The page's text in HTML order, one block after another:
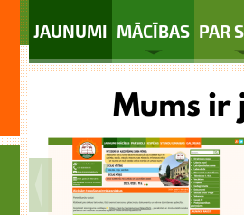
JAUNUMI MĀCĪBAS PAR